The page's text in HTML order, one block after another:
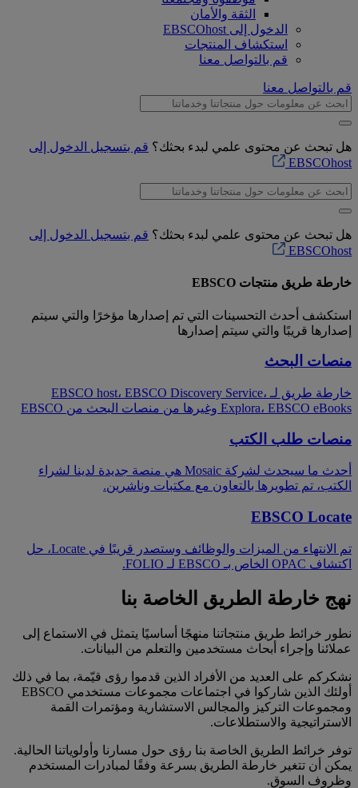
الثقة والأمان
الدخول إلى EBSCOhost
استكشاف المنتجات
قم بالتواصل معنا
قم بالتواصل معنا
هل تبحث عن محتوى علمي لبدء بحثك؟ قم بتسجيل الدخول إلى
EBSCOhost
هل تبحث عن محتوى علمي لبدء بحثك؟ قم بتسجيل الدخول إلى
EBSCOhost
خارطة طريق منتجات EBSCO
استكشف أحدث التحسينات التي تم إصدارها مؤخرًا والتي سيتم
إصدارها قريبًا والتي سيتم إصدارها
منصات البحث
خارطة طريق لـ EBSCO host، EBSCO Discovery Service،
Explora، EBSCO eBooks وغيرها من منصات البحث من EBSCO
منصات طلب الكتب
أحدث ما سيحدث لشركة Mosaic هي منصة جديدة لدينا لشراء
الكتب، تم تطويرها بالتعاون مع مكتبات وناشرين.
EBSCO Locate
تم الانتهاء من الميزات والوظائف وستصدر قريبًا في Locate، حل
اكتشاف OPAC الخاص بـ EBSCO لـ FOLIO.
نهج خارطة الطريق الخاصة بنا
نطور خرائط طريق منتجاتنا منهجًا أساسيًا يتمثل في الاستماع إلى
عملائنا وإجراء أبحاث مستخدمين والتعلم من البيانات.
نشكركم على العديد من الأفراد الذين قدموا رؤى قيّمة، بما في ذلك
أولئك الذين شاركوا في اجتماعات مجموعات مستخدمي EBSCO
ومجموعات التركيز والمجالس الاستشارية ومؤتمرات القمة
الاستراتيجية والاستطلاعات.
توفر خرائط الطريق الخاصة بنا رؤى حول مسارنا وأولوياتنا الحالية.
يمكن أن تتغير خارطة الطريق بسرعة وفقًا لمبادرات المستخدم
وظروف السوق.